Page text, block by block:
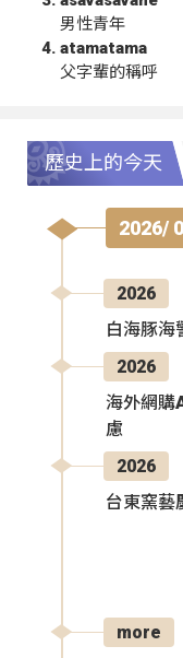
男性青年
atamatama
父字輩的稱呼
歷史上的今天
2026/
2026
白海豚
2026
海外網購
慮
2026
台東窯藝
more